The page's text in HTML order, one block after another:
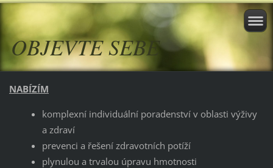
OBJEVTE SEBE
NABÍZÍM
komplexní individuální poradenství v oblasti výživy
a zdraví
prevenci a řešení zdravotních potíží
plynulou a trvalou úpravu hmotnosti